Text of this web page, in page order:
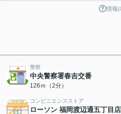
情報
警察
中央警察署春吉交番
126ｍ（2分）
コンビニエンスストア
ローソン 福岡渡辺通五丁目店